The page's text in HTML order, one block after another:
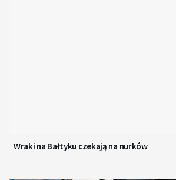
Wraki na Bałtyku czekają na nurków